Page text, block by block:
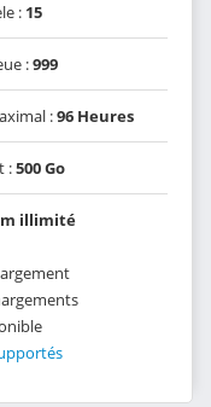
: 15
:999
:96 Heures
:500 Go
illimité